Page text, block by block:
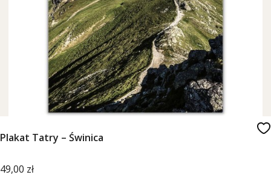
Plakat Tatry – Świnica
Cena
49,00 zł